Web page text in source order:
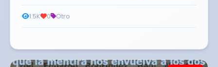
1.5K 0 Otro